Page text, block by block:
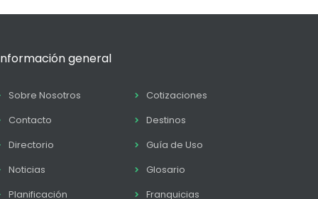
general
Sobre Nosotros
Cotizaciones
Contacto
Destinos
Directorio
Guía de Uso
Noticias
Glosario
Planificación
Franquicias